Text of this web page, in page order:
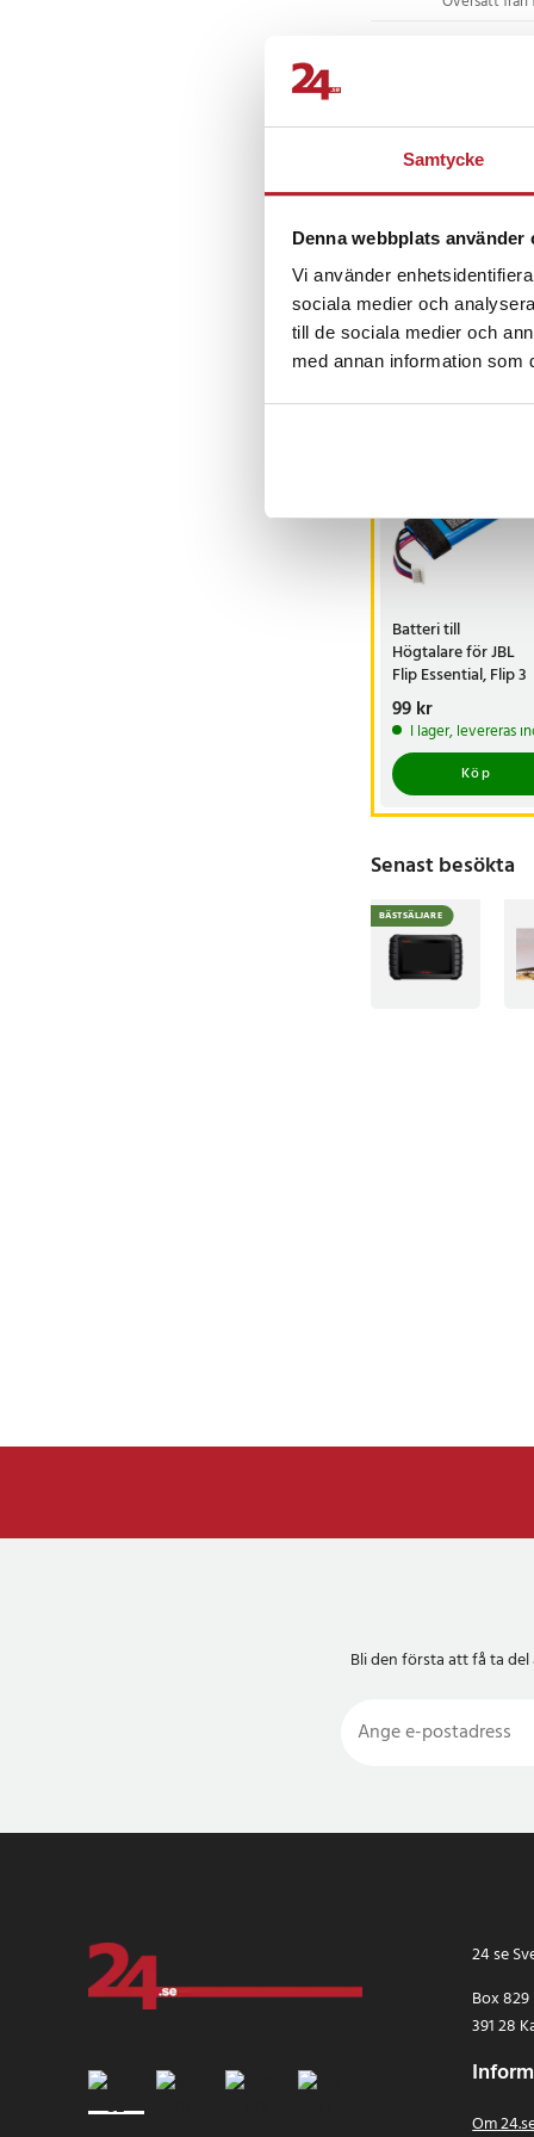
Samtycke
Denna webbplats använder
Vi använder
sociala medier och
till de sociala medier och
med annan information som
Lika
Översatt från
MA
Batteri till
Högtalare för JBL
Flip Essential, Flip 3
Stealth Edition, Flip 3
Pris:99 kr
99 kr
I lager, levereras
Köp
Senast besökta
BÄSTSÄLJARE
Bli den första att få ta
24 se
Box 829
391 28
Om